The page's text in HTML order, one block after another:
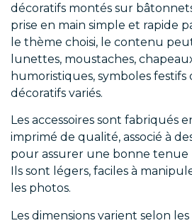
décoratifs montés sur
prise en main simple et rapide
le thème choisi, le contenu
lunettes, moustaches,
humoristiques, symboles
décoratifs variés.
Les accessoires sont fabriqués
imprimé de qualité, associé à
pour assurer une bonne tenue
Ils sont légers, faciles à
les photos.
Les dimensions varient selon